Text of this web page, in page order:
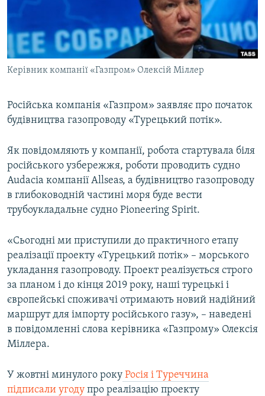
СВІДЧЕННЯ ОКУПАЦІЇ
УКРАЇНСЬКА ПРОБЛЕМА КРИМУ
ІНФОГРАФІКА
Qırımtatar
ДОЛУЧАЙСЯ!
Усі сайти RFE/RL
Керівник компанії «Газпром» Олексій Міллер
Російська компанія «Газпром» заявляє про початок
будівництва газопроводу «Турецький потік».
Як повідомляють у компанії, робота стартувала біля
російського узбережжя, роботи проводить судно
Audacia компанії Allseas, а будівництво газопроводу
в глибоководній частині моря буде вести
трубоукладальне судно Pioneering Spirit.
«Сьогодні ми приступили до практичного етапу
реалізації проекту «Турецький потік» – морського
укладання газопроводу. Проект реалізується строго
за планом і до кінця 2019 року, наші турецькі і
європейські споживачі отримають новий надійний
маршрут для імпорту російського газу», – наведені
в повідомленні слова керівника «Газпрому» Олексія
Міллера.
У жовтні минулого року Росія і Туреччина
підписали угоду про реалізацію проекту